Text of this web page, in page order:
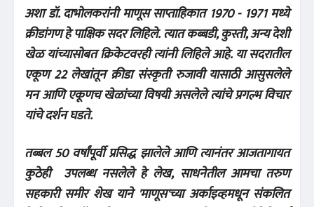
अशा डॉ. दाभोलकरांनी माणूस साप्ताहिकात 1970 - 1971 मध्ये
क्रीडांगण हे पाक्षिक सदर लिहिले. त्यात कब्बडी, कुस्ती, अन्य देशी
खेळ यांच्यासोबत क्रिकेटवरही त्यांनी लिहिले आहे. या सदरातील
एकूण 22 लेखांतून क्रीडा संस्कृती रुजावी यासाठी आसुसलेले
मन आणि एकूणच खेळांच्या विषयी असलेले त्यांचे प्रगल्भ विचार
यांचे दर्शन घडते.
तब्बल 50 वर्षांपूर्वी प्रसिद्ध झालेले आणि त्यानंतर आजतागायत
कुठेही उपलब्ध नसलेले हे लेख, साधनेतील आमचा तरुण
सहकारी समीर शेख याने 'माणूस'च्या अर्काइव्हमधून संकलित